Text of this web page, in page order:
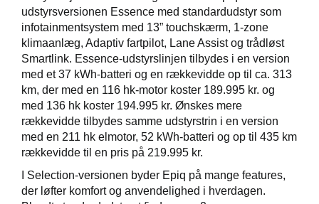
udstyrsversionen Essence med standardudstyr som
infotainmentsystem med 13” touchskærm, 1-zone
klimaanlæg, Adaptiv fartpilot, Lane Assist og trådløst
Smartlink. Essence-udstyrslinjen tilbydes i en version
med et 37 kWh-batteri og en rækkevidde op til ca. 313
km, der med en 116 hk-motor koster 189.995 kr. og
med 136 hk koster 194.995 kr. Ønskes mere
rækkevidde tilbydes samme udstyrstrin i en version
med en 211 hk elmotor, 52 kWh-batteri og op til 435 km
rækkevidde til en pris på 219.995 kr.
I Selection-versionen byder Epiq på mange features,
der løfter komfort og anvendelighed i hverdagen.